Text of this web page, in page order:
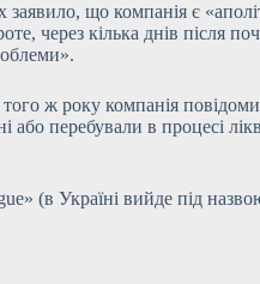
що компанія є
через кілька днів після
ж року компанія
перебували в процесі
(в Україні вийде під